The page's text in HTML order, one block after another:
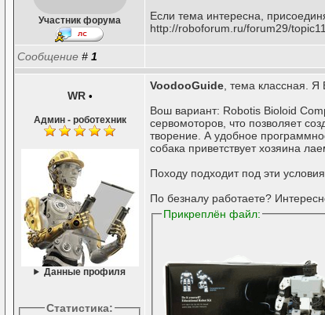
Участник форума
Если тема интересна,
http://roboforum.ru/forum29/
Сообщение # 1
WR •
Админ - роботехник
Данные профиля
Статистика:
VoodooGuide , тема классная.
Вош вариант: Robotis Bioloid
сервомоторов, что позволяет
творение. А удобное
собака приветствует хозяина
Походу подходит под эти условия.
По безналу работаете?
Прикреплён файл: